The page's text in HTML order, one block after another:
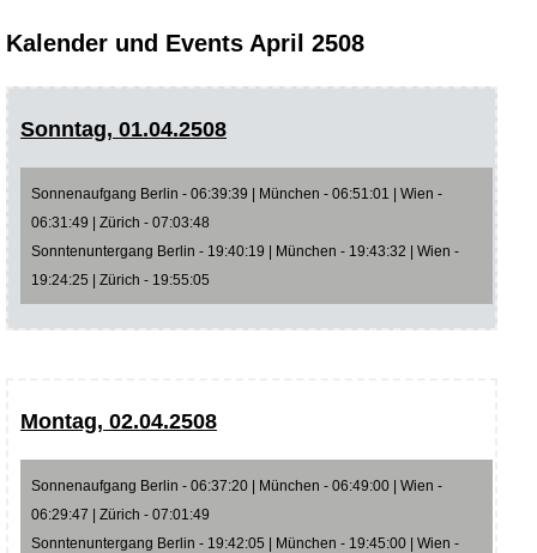
Kalender und Events April 2508
Sonntag, 01.04.2508
Sonnenaufgang Berlin - 06:39:39 | München - 06:51:01 | Wien -
06:31:49 | Zürich - 07:03:48
Sonntenuntergang Berlin - 19:40:19 | München - 19:43:32 | Wien -
19:24:25 | Zürich - 19:55:05
Montag, 02.04.2508
Sonnenaufgang Berlin - 06:37:20 | München - 06:49:00 | Wien -
06:29:47 | Zürich - 07:01:49
Sonntenuntergang Berlin - 19:42:05 | München - 19:45:00 | Wien -